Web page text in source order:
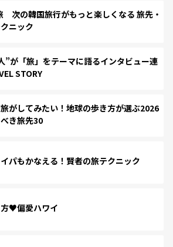
次の韓国旅行がもっと楽しくなる 旅先・
ニック
”が「旅」をテーマに語るインタビュー連
STORY
がしてみたい！地球の歩き方が選ぶ2026
き旅先30
パもかなえる！賢者の旅テクニック
♥偏愛ハワイ